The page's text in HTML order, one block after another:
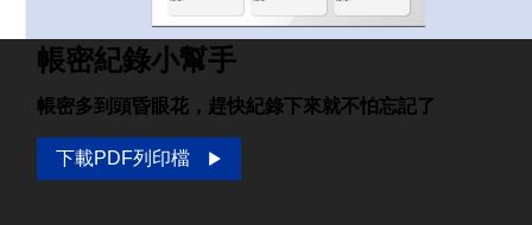
帳密紀錄小幫手
帳密多到頭昏眼花，趕快紀錄下來就不怕忘記了
下載PDF列印檔